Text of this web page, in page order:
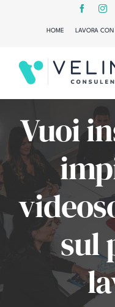
HOME LAVORA CON
Servizi
Formazione
Vuoi
sul